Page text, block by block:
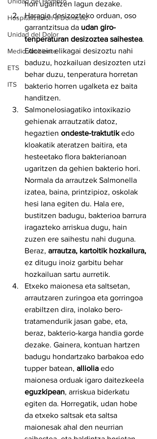
Hospitalización a Domicilio
Unidad del Dolor
Medio Ambiente
ETS
ITS
hori ugaritzen lagun dezake.
Haragia desizozteko orduan, oso
garrantzitsua da udan giro-
tenperaturan desizoztea saihestea.
Edozein elikagai desizoztu nahi
baduzu, hozkailuan desizozten utzi
behar duzu, tenperatura horretan
bakterio horren ugalketa ez baita
handitzen.
Salmonelosiagatiko intoxikazio
gehienak arrautzatik datoz,
hegaztien ondeste-traktutik edo
kloakatik ateratzen baitira, eta
hesteetako flora bakterianoan
ugaritzen da gehien bakterio hori.
Normala da arrautzek Salmonella
izatea, baina, printzipioz, oskolak
hesi lana egiten du. Hala ere,
bustitzen badugu, bakterioa barrura
iragazteko arriskua dugu, hain
zuzen ere saihestu nahi duguna.
Beraz, arrautza, kartoitik hozkailura,
ez ditugu inoiz garbitu behar
hozkailuan sartu aurretik.
Etxeko maionesa eta saltsetan,
arrautzaren zuringoa eta gorringoa
erabiltzen dira, inolako bero-
tratamendurik jasan gabe, eta,
beraz, bakterio-karga handia gorde
dezake. Gainera, kontuan hartzen
badugu hondartzako barbakoa edo
tupper batean, alliolia edo
maionesa orduak igaro daitezkeela
eguzkipean, arriskua biderkatu
egiten da. Horregatik, udan hobe
da etxeko saltsak eta saltsa
maionesak ahal den neurrian